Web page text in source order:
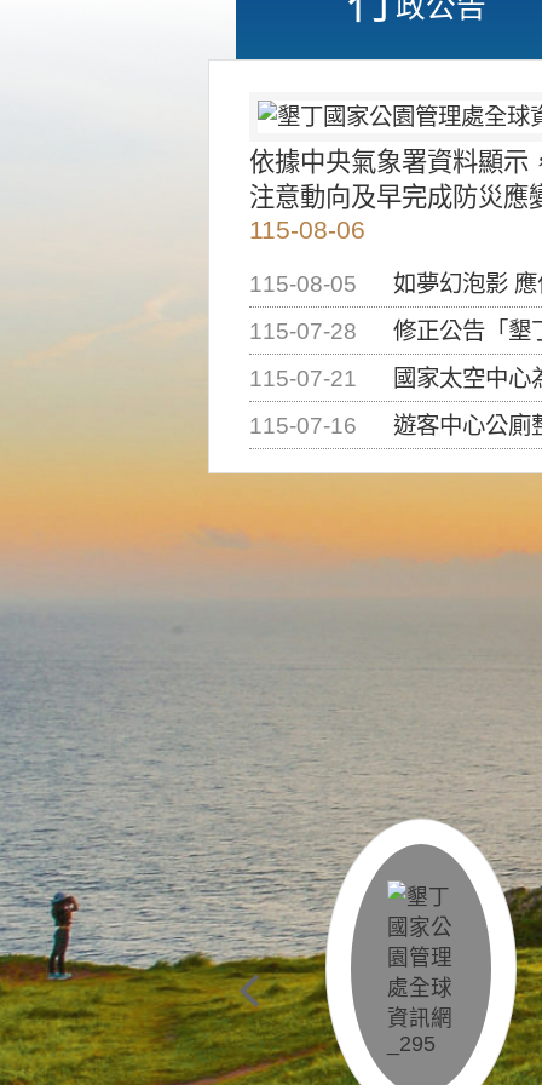
依據中央氣象署資料顯示
注意動向及早完成防災應
115-08-06
115-08-05
如夢幻泡影
115-07-28
修正公告「墾丁國家公
115-07-21
國家太空中心為辦理
115-07-16
遊客中心公廁